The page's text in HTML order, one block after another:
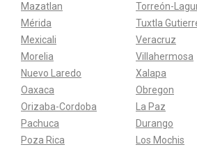
Mazatlan
Mérida
Mexicali
Morelia
Nuevo Laredo
Oaxaca
Orizaba-Cordoba
Pachuca
Poza Rica
Torreón-
Tuxtla
Veracruz
Villahermosa
Xalapa
Obregon
La Paz
Durango
Los Mochis